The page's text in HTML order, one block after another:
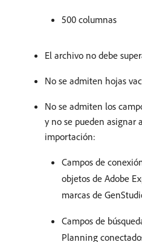
500 columnas
El archivo no debe
No se admiten hojas
No se admiten los
y no se pueden asignar
importación:
Campos de
objetos de Adobe
marcas de
Campos de
Planning